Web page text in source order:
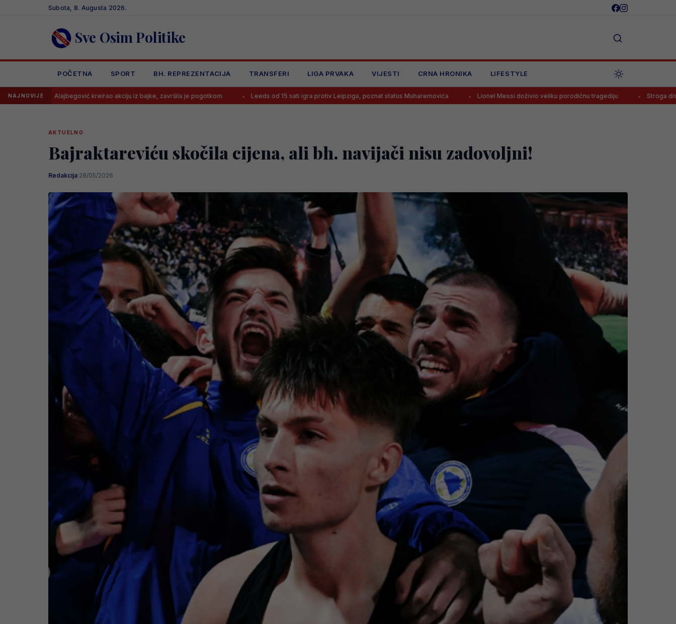
Subota, 8. Augusta 2026.
Sve Osim Politike
POČETNA SPORT BH. REPREZENTACIJA TRANSFERI LIGA PRVAKA VIJESTI CRNA HRONIKA LIFESTYLE
NAJNOVIJE
Alajbegović kreirao akciju iz bajke, završila je pogotkom Leeds od 15 sati igra protiv Leipziga, poznat status Muharemovića Lionel Messi doživio veliku porodičnu tragediju Stroga disciplina u Realu,
AKTUELNO
Bajraktareviću skočila cijena, ali bh. navijači nisu zadovoljni!
Redakcija·28/05/2026